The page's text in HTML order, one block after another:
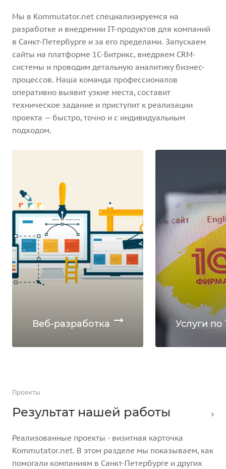
Мы в Kommutator.net специализируемся на
разработке и внедрении IT-продуктов для компаний
в Санкт-Петербурге и за его пределами. Запускаем
сайты на платформе 1С-Битрикс, внедряем CRM-
системы и проводим детальную аналитику бизнес-
процессов. Наша команда профессионалов
оперативно выявит узкие места, составит
техническое задание и приступит к реализации
проекта — быстро, точно и с индивидуальным
подходом.
Веб-разработка Услуги по
Проекты
Результат нашей работы
Реализованные проекты - визитная карточка
Kommutator.net. В этом разделе мы показываем, как
помогали компаниям в Санкт-Петербурге и других